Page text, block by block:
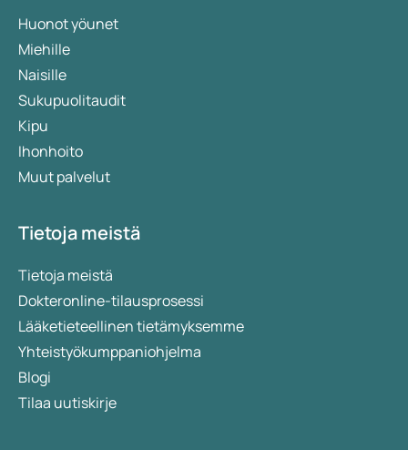
Huonot yöunet
Miehille
Naisille
Sukupuolitaudit
Kipu
Ihonhoito
Muut palvelut
Tietoja meistä
Tietoja meistä
Dokteronline-tilausprosessi
Lääketieteellinen tietämyksemme
Yhteistyökumppaniohjelma
Blogi
Tilaa uutiskirje